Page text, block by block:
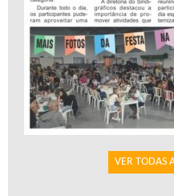
VER TODAS